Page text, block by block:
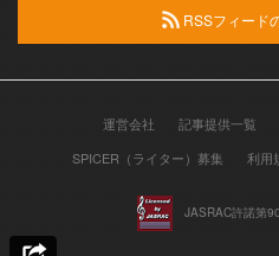
RSSフィード
運営会社 記事提供一覧
SPICER（ライター）募集
利用
JASRAC許諾第